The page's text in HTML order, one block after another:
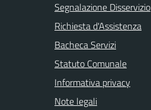
Segnalazione Disservizio
Richiesta d'Assistenza
Bacheca Servizi
Statuto Comunale
Informativa privacy
Note legali